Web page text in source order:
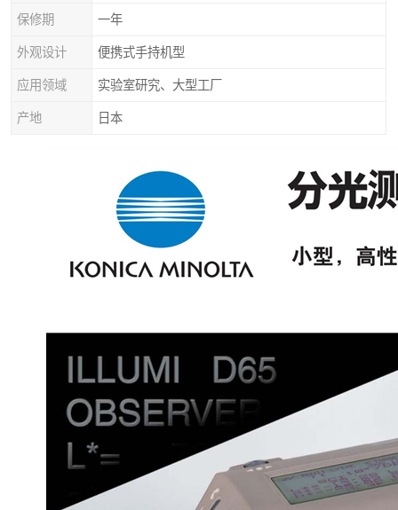
保修期 一年
外观设计 便携式手持机型
应用领域 实验室研究、大型工厂
产地 日本